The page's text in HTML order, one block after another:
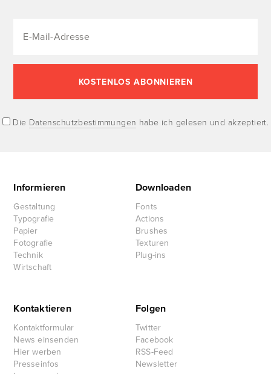
Die Datenschutzbestimmungen habe ich gelesen und akzeptiert.
Informieren
Gestaltung
Typografie
Papier
Fotografie
Technik
Wirtschaft
Downloaden
Fonts
Actions
Brushes
Texturen
Plug-ins
Kontaktieren
Kontaktformular
News einsenden
Hier werben
Presseinfos
Folgen
Twitter
Facebook
RSS-Feed
Newsletter